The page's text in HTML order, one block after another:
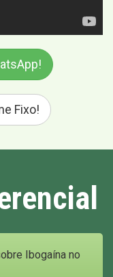
Fixo!
Ibogaína no